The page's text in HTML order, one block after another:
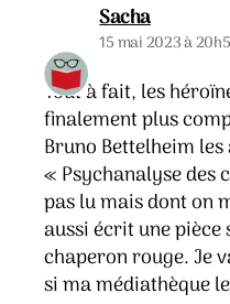
Sachadit :
15 mai 2023 à
Tout à fait, les
finalement plus
Bruno Bettelheim
« Psychanalyse des
pas lu mais dont on
aussi écrit une
chaperon rouge. Je
si ma médiathèque